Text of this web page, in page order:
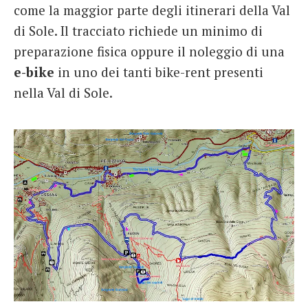
come la maggior parte degli itinerari della Val
di Sole. Il tracciato richiede un minimo di
preparazione fisica oppure il noleggio di una
e-bike in uno dei tanti bike-rent presenti
nella Val di Sole.